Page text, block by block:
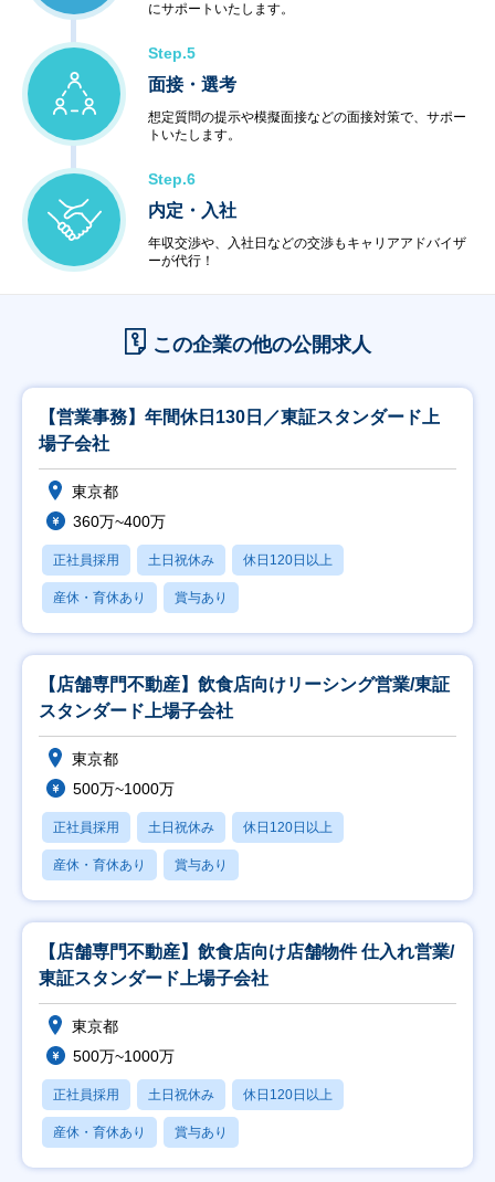
にサポートいたします。
Step.5
面接・選考
想定質問の提示や模擬面接などの面接対策で、サポー
トいたします。
Step.6
内定・入社
年収交渉や、入社日などの交渉もキャリアアドバイザ
ーが代行！
この企業の他の公開求人
【営業事務】年間休日130日／東証スタンダード上
場子会社
東京都
360万~400万
正社員採用 土日祝休み 休日120日以上
産休・育休あり 賞与あり
【店舗専門不動産】飲食店向けリーシング営業/東証
スタンダード上場子会社
東京都
500万~1000万
正社員採用 土日祝休み 休日120日以上
産休・育休あり 賞与あり
【店舗専門不動産】飲食店向け店舗物件 仕入れ営業/
東証スタンダード上場子会社
東京都
500万~1000万
正社員採用 土日祝休み 休日120日以上
産休・育休あり 賞与あり